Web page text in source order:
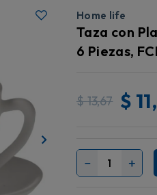
Home life
Taza con
6 Piezas,
$13,67 $
＋
－